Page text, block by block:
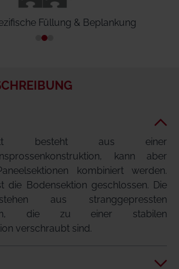
Füllung & Beplankung
besteht aus einer
kann aber
kombiniert werden.
die Bodensektion geschlossen. Die
aus stranggepressten
die zu einer stabilen
verschraubt sind.